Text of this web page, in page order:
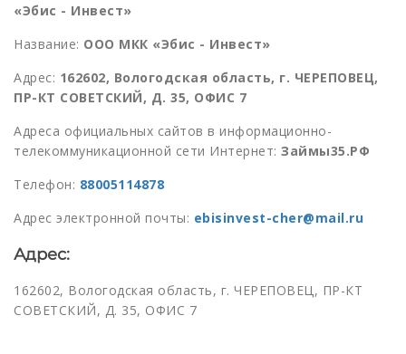
«Эбис - Инвест»
Название: ООО МКК «Эбис - Инвест»
Адрес: 162602, Вологодская область, г. ЧЕРЕПОВЕЦ,
ПР-КТ СОВЕТСКИЙ, Д. 35, ОФИС 7
Адреса официальных сайтов в информационно-
телекоммуникационной сети Интернет: Займы35.РФ
Телефон: 88005114878
Адрес электронной почты: ebisinvest-cher@mail.ru
Адрес:
162602, Вологодская область, г. ЧЕРЕПОВЕЦ, ПР-КТ
СОВЕТСКИЙ, Д. 35, ОФИС 7